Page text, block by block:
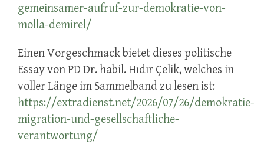
gemeinsamer-aufruf-zur-demokratie-von-
molla-demirel/
Einen Vorgeschmack bietet dieses politische
Essay von PD Dr. habil. Hıdır Çelik, welches in
voller Länge im Sammelband zu lesen ist:
https://extradienst.net/2026/07/26/demokratie-
migration-und-gesellschaftliche-
verantwortung/